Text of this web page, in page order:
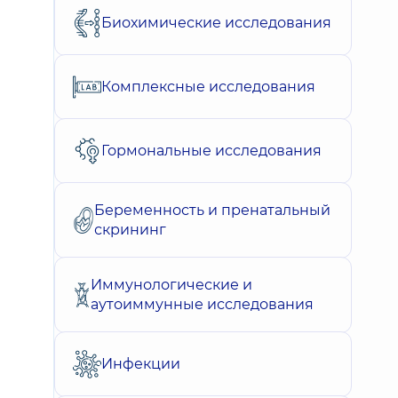
Биохимические исследования
Комплексные исследования
Гормональные исследования
Беременность и пренатальный
скрининг
Иммунологические и
аутоиммунные исследования
Инфекции